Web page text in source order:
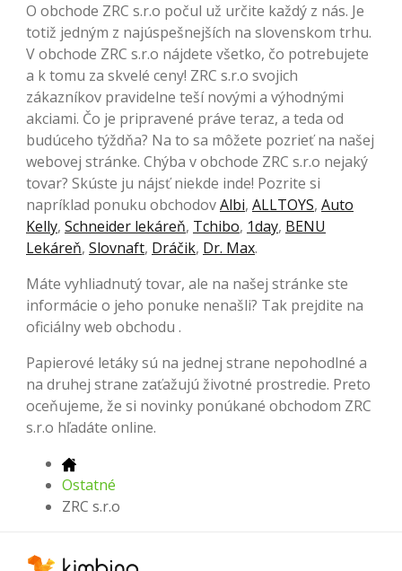
O obchode ZRC s.r.o počul už určite každý z nás. Je
totiž jedným z najúspešnejších na slovenskom trhu.
V obchode ZRC s.r.o nájdete všetko, čo potrebujete
a k tomu za skvelé ceny! ZRC s.r.o svojich
zákazníkov pravidelne teší novými a výhodnými
akciami. Čo je pripravené práve teraz, a teda od
budúceho týždňa? Na to sa môžete pozrieť na našej
webovej stránke. Chýba v obchode ZRC s.r.o nejaký
tovar? Skúste ju nájsť niekde inde! Pozrite si
napríklad ponuku obchodovAlbi, ALLTOYS, Auto
Kelly, Schneider lekáreň, Tchibo, 1day, BENU
Lekáreň, Slovnaft, Dráčik, Dr. Max.
Máte vyhliadnutý tovar, ale na našej stránke ste
informácie o jeho ponuke nenašli? Tak prejdite na
oficiálny web obchodu .
Papierové letáky sú na jednej strane nepohodlné a
na druhej strane zaťažujú životné prostredie. Preto
oceňujeme, že si novinky ponúkané obchodom ZRC
s.r.o hľadáte online.
Ostatné
ZRC s.r.o